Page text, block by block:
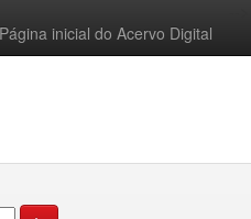
inicial do Acervo Digital